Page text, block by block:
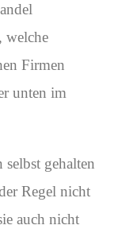
welche
Firmen
unten im
gehalten
Regel nicht
auch nicht